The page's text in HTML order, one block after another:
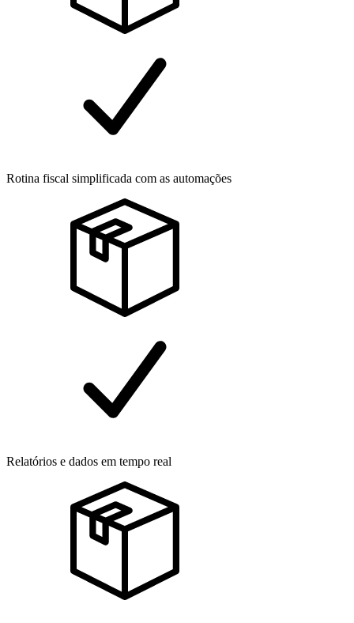
Rotina fiscal simplificada com as automações
Relatórios e dados em tempo real